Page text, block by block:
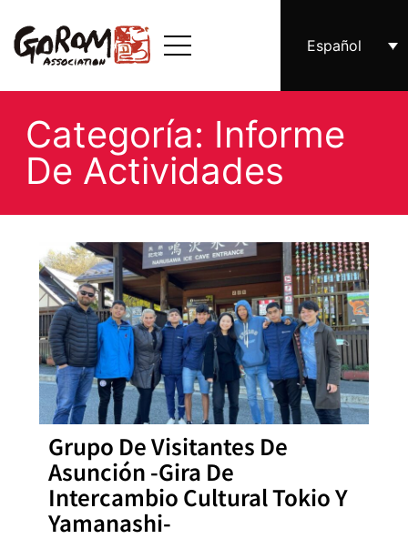
Español
Categoría: Informe
De Actividades
Grupo De Visitantes De
Asunción -Gira De
Intercambio Cultural Tokio Y
Yamanashi-